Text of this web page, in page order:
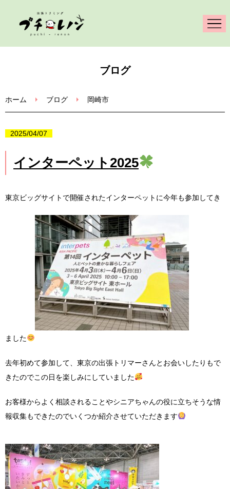
ご依頼・問合せ
ブログ
ホーム ブログ 岡崎市
2025/04/07
インターペット2025
東京ビッグサイトで開催されたインターペットに今年も参加してき
ました
去年初めて参加して、東京の出張トリマーさんとお会いしたりもで
きたのでこの日を楽しみにしていました
お客様からよく相談されることやシニアちゃんの役に立ちそうな情
報収集もできたのでいくつか紹介させていただきます